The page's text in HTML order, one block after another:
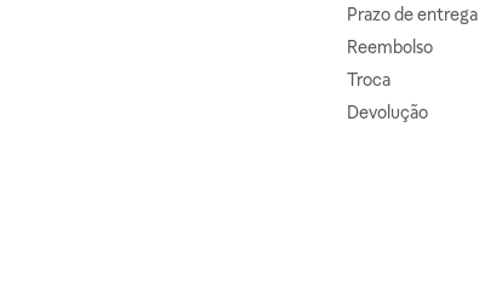
Prazo de entrega
Reembolso
Troca
Devolução